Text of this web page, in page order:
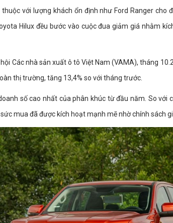
với lượng khách ổn định như Ford Ranger cho
Hilux đều bước vào cuộc đua giảm giá nhằm
Các nhà sản xuất ô tô Việt Nam (VAMA), tháng
thị trường, tăng 13,4% so với tháng trước.
số cao nhất của phân khúc từ đầu năm. So với
mua đã được kích hoạt mạnh mẽ nhờ chính sách